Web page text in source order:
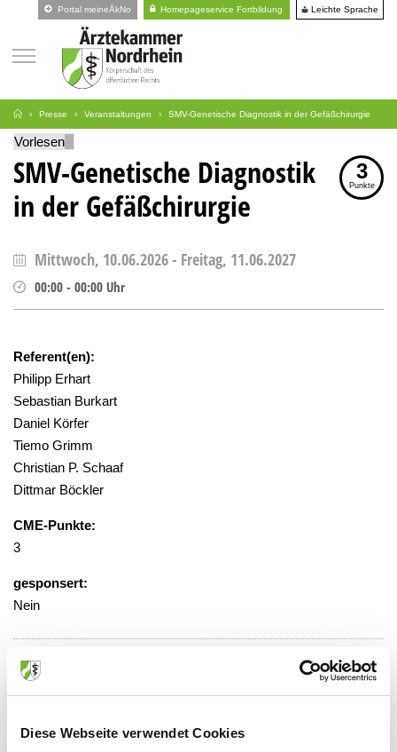
Diese Webseite verwendet Cookies
Portal meineÄkNo Homepageservice Fortbildung Leichte Sprache
Presse Veranstaltungen SMV-Genetische Diagnostik in der Gefäßchirurgie
Vorlesen
SMV-Genetische Diagnostik
in der Gefäßchirurgie
3
Punkte
Mittwoch, 10.06.2026- Freitag, 11.06.2027
00:00 - 00:00 Uhr
Referent(en):
Philipp Erhart
Sebastian Burkart
Daniel Körfer
Tiemo Grimm
Christian P. Schaaf
Dittmar Böckler
CME-Punkte:
3
gesponsert:
Nein
Zugriff über verschiedene